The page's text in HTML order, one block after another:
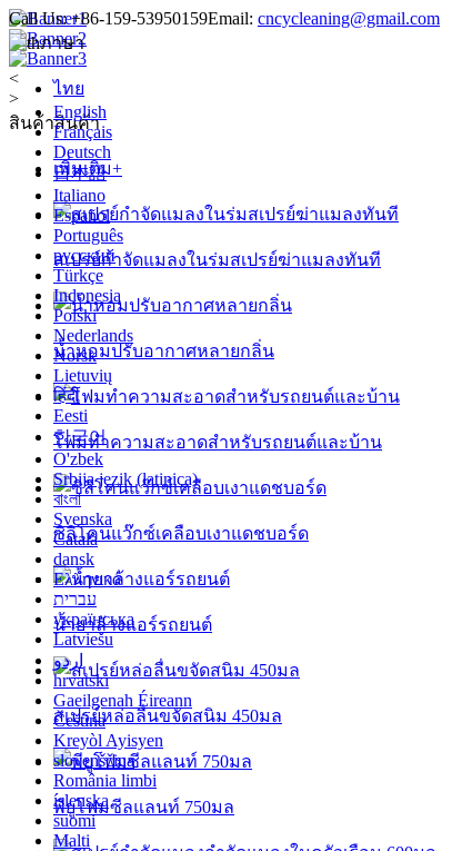
Call Us: +86-159-53950159Email: cncycleaning@gmail.com
ภาษา
ไทย
English
Français
Deutsch
日本語
Italiano
Español
Português
русский
Türkçe
Indonesia
Polski
Nederlands
Norsk
Lietuvių
हिंदी
Eesti
한국어
O'zbek
Srbija jezik (latinica)
বাংলা
Svenska
Català
dansk
Ελληνικά
עברית
українська
Latviešu
اردو
hrvatski
Gaeilgenah Éireann
Čeština
Kreyòl Ayisyen
slovenščina
România limbi
íslenska
suomi
Malti
<
>
สินค้าสินค้า
เพิ่มเติม+
สเปรย์กำจัดแมลงในร่มสเปรย์ฆ่าแมลงทันที
น้ำหอมปรับอากาศหลายกลิ่น
โฟมทำความสะอาดสำหรับรถยนต์และบ้าน
ซิลิโคนแว๊กซ์เคลือบเงาแดชบอร์ด
น้ำยาล้างแอร์รถยนต์
สเปรย์หล่อลื่นขจัดสนิม 450มล
พียูโฟมซีลแลนท์ 750มล